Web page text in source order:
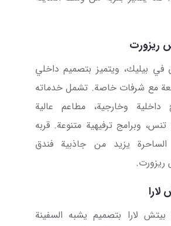
ريزورت
في بيليك، ويتميز بتصميم داخلي
مع شرفات خاصة. تشمل خدماته
داخلية وخارجية، مطاعم عالية
وبرامج ترفيهية متنوعة. قربه
يزيد من جاذبية فندق
ريزورت.
لارا
بيتش لارا بتصميم يشبه السفينة